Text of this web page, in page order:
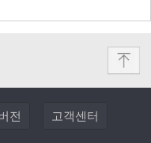
전 고객센터